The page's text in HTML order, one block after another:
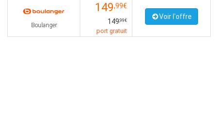
Boulanger
149,99€
149,99€
port gratuit
Voir l'offre